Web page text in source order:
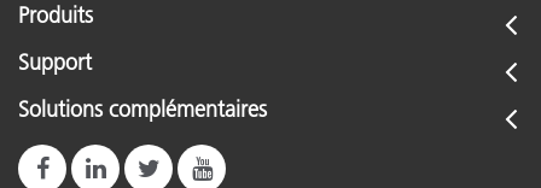
Produits
Support
Solutions complémentaires